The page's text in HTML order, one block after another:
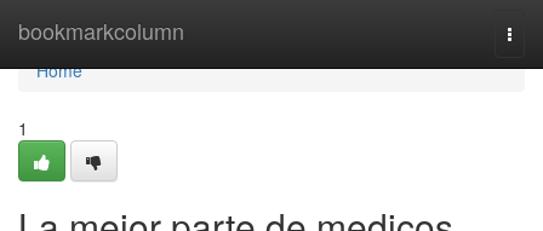
bookmarkcolumn
Home
Home
1